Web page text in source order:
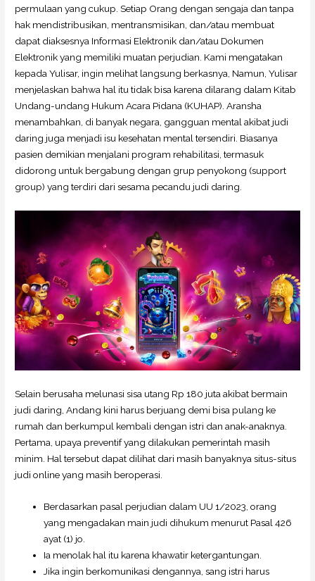
permulaan yang cukup. Setiap Orang dengan sengaja dan tanpa
hak mendistribusikan, mentransmisikan, dan/atau membuat
dapat diaksesnya Informasi Elektronik dan/atau Dokumen
Elektronik yang memiliki muatan perjudian. Kami mengatakan
kepada Yulisar, ingin melihat langsung berkasnya, Namun, Yulisar
menjelaskan bahwa hal itu tidak bisa karena dilarang dalam Kitab
Undang-undang Hukum Acara Pidana (KUHAP). Aransha
menambahkan, di banyak negara, gangguan mental akibat judi
daring juga menjadi isu kesehatan mental tersendiri. Biasanya
pasien demikian menjalani program rehabilitasi, termasuk
didorong untuk bergabung dengan grup penyokong (support
group) yang terdiri dari sesama pecandu judi daring.
Selain berusaha melunasi sisa utang Rp 180 juta akibat bermain
judi daring, Andang kini harus berjuang demi bisa pulang ke
rumah dan berkumpul kembali dengan istri dan anak-anaknya.
Pertama, upaya preventif yang dilakukan pemerintah masih
minim. Hal tersebut dapat dilihat dari masih banyaknya situs-situs
judi online yang masih beroperasi.
Berdasarkan pasal perjudian dalam UU 1/2023, orang
yang mengadakan main judi dihukum menurut Pasal 426
ayat (1) jo.
Ia menolak hal itu karena khawatir ketergantungan.
Jika ingin berkomunikasi dengannya, sang istri harus